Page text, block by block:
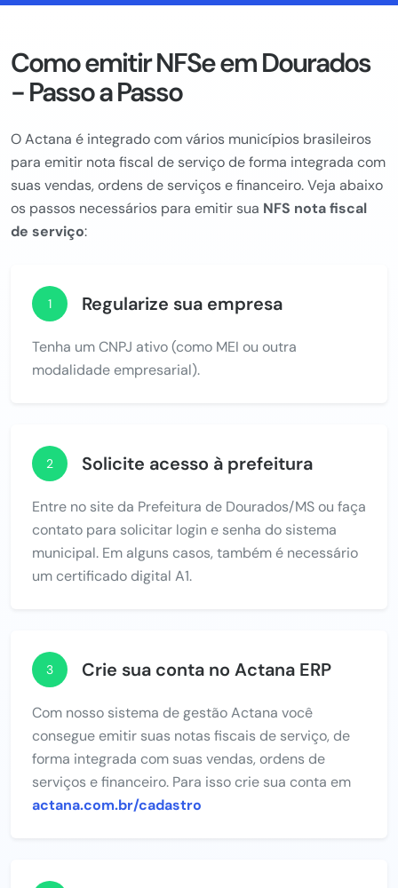
Como emitir NFSe em Dourados
- Passo a Passo
O Actana é integrado com vários municípios brasileiros
para emitir nota fiscal de serviço de forma integrada com
suas vendas, ordens de serviços e financeiro. Veja abaixo
os passos necessários para emitir sua NFS nota fiscal
de serviço:
1 Regularize sua empresa
Tenha um CNPJ ativo (como MEI ou outra
modalidade empresarial).
2 Solicite acesso à prefeitura
Entre no site da Prefeitura de Dourados/MS ou faça
contato para solicitar login e senha do sistema
municipal. Em alguns casos, também é necessário
um certificado digital A1.
3 Crie sua conta no Actana ERP
Com nosso sistema de gestão Actana você
consegue emitir suas notas fiscais de serviço, de
forma integrada com suas vendas, ordens de
serviços e financeiro. Para isso crie sua conta em
actana.com.br/cadastro